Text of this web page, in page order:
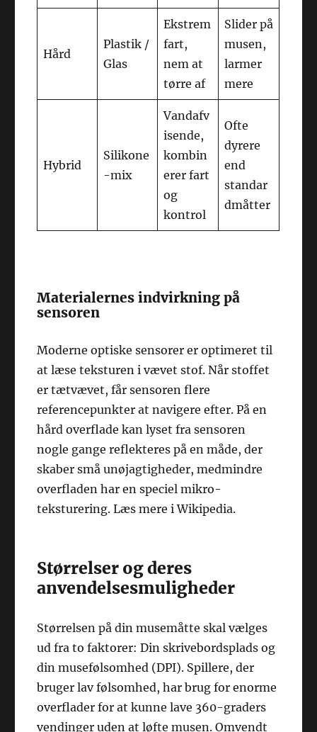
Hård
Plastik /
Glas
Ekstrem
fart,
nem at
tørre af
Slider på
musen,
larmer
mere
Hybrid
Silikone
-mix
Vandafv
isende,
kombin
erer fart
og
kontrol
Ofte
dyrere
end
standar
dmåtter
Materialernes indvirkning på
sensoren
Moderne optiske sensorer er optimeret til
at læse teksturen i vævet stof. Når stoffet
er tætvævet, får sensoren flere
referencepunkter at navigere efter. På en
hård overflade kan lyset fra sensoren
nogle gange reflekteres på en måde, der
skaber små unøjagtigheder, medmindre
overfladen har en speciel mikro-
teksturering. Læs mere i Wikipedia.
Størrelser og deres
anvendelsesmuligheder
Størrelsen på din musemåtte skal vælges
ud fra to faktorer: Din skrivebordsplads og
din musefølsomhed (DPI). Spillere, der
bruger lav følsomhed, har brug for enorme
overflader for at kunne lave 360-graders
vendinger uden at løfte musen. Omvendt